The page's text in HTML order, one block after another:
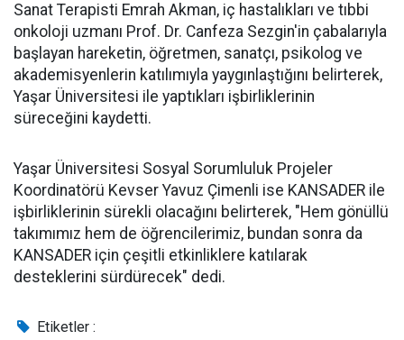
Sanat Terapisti Emrah Akman, iç hastalıkları ve tıbbi
onkoloji uzmanı Prof. Dr. Canfeza Sezgin'in çabalarıyla
başlayan hareketin, öğretmen, sanatçı, psikolog ve
akademisyenlerin katılımıyla yaygınlaştığını belirterek,
Yaşar Üniversitesi ile yaptıkları işbirliklerinin
süreceğini kaydetti.
Yaşar Üniversitesi Sosyal Sorumluluk Projeler
Koordinatörü Kevser Yavuz Çimenli ise KANSADER ile
işbirliklerinin sürekli olacağını belirterek, "Hem gönüllü
takımımız hem de öğrencilerimiz, bundan sonra da
KANSADER için çeşitli etkinliklere katılarak
desteklerini sürdürecek" dedi. ​
Etiketler :